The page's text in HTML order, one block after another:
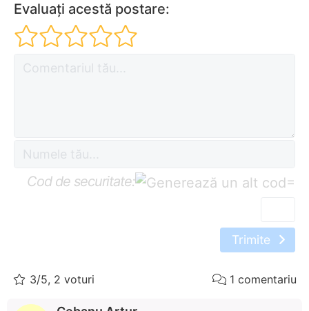
Evaluați acestă postare:
Cod de securitate: =
Trimite
3/5, 2 voturi 1 comentariu